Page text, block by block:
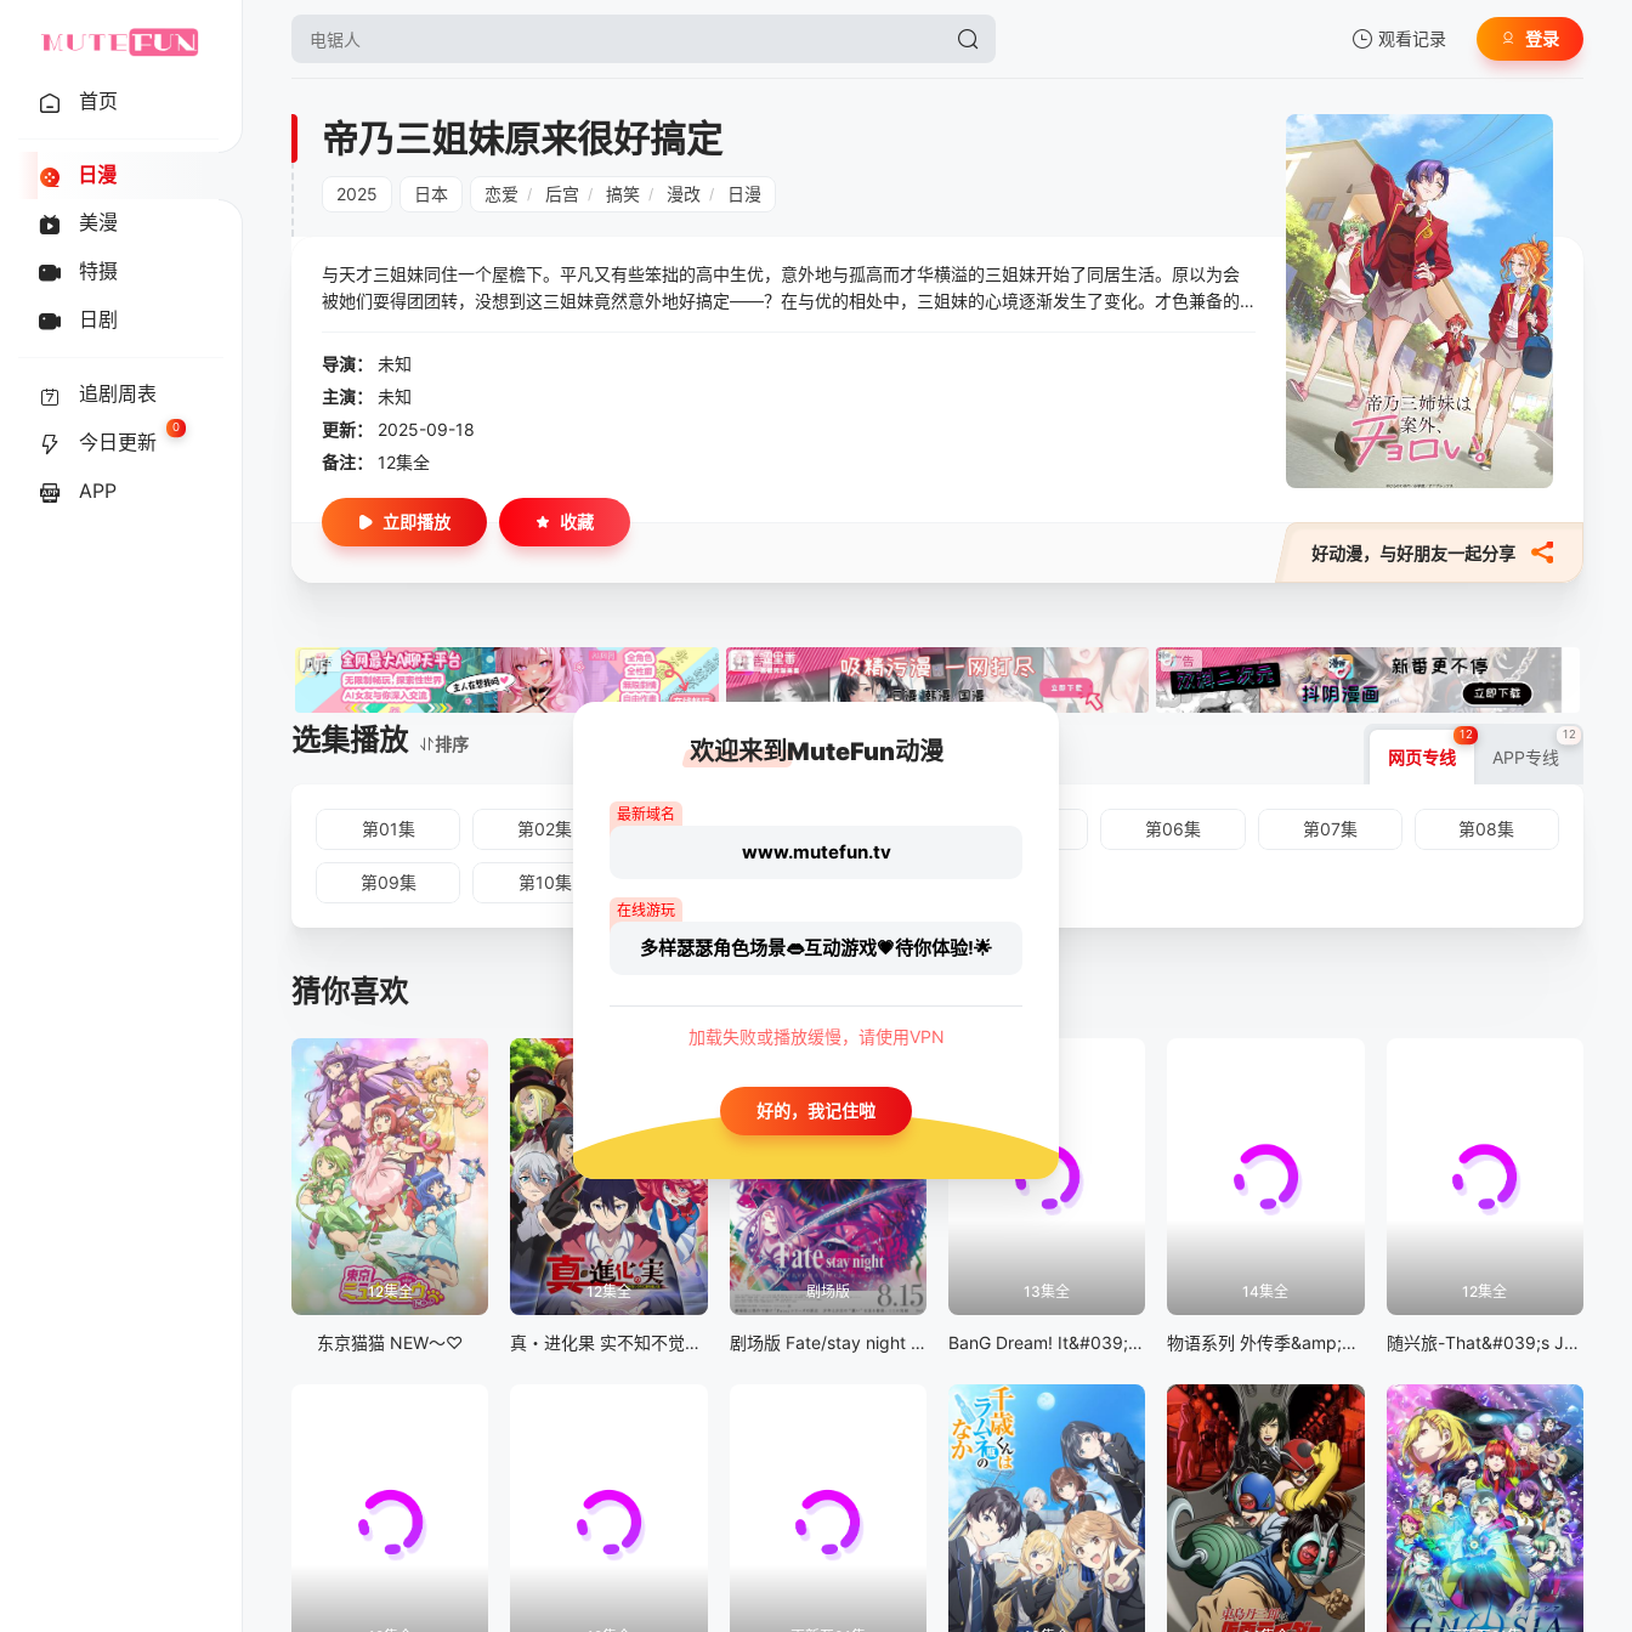
观看记录
暂无观看影片的记录
登录
首页
日漫
美漫
特摄
日剧
追剧周表
今日更新
0
APP
帝乃三姐妹原来很好搞定
2025 日本 恋爱 / 后宫 / 搞笑 / 漫改 / 日漫
与天才三姐妹同住一个屋檐下。平凡又有些笨拙的高中生优，意外地与孤高而才华横溢的三姐妹开始了同居生活。原以为会
被她们耍得团团转，没想到这三姐妹竟然意外地好搞定——？在与优的相处中，三姐妹的心境逐渐发生了变化。才色兼备的
导演：
未知
主演：
未知
更新：
2025-09-18
备注：
12集全
好动漫，与好朋友一起分享
立即播放 收藏
选集播放 排序
网页专线
12
APP专线
12
第01集 第02集 第03集 第06集 第07集 第08集
第09集 第10集
猜你喜欢
12集全
东京猫猫 NEW～♡
12集全
真・进化果 实不知不觉踏上胜利的人生
剧场版
剧场版 Fate/stay night [Heaven&#039;s Feel] III.spring song
13集全
BanG Dream! It&#039;s MyGO!!!!!
14集全
物语系列 外传季&amp;怪物季
12集全
随兴旅-That&#039;s Journey-
欢迎来到MuteFun动漫
最新域名
www.mutefun.tv
在线游玩
多样瑟瑟角色场景👄互动游戏💗待你体验!🌟
加载失败或播放缓慢，请使用VPN
好的，我记住啦